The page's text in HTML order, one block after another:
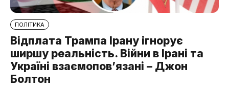
ПОЛІТИКА
Відплата Трампа Ірану ігнорує
ширшу реальність. Війни в Ірані та
Україні взаємопов’язані – Джон
Болтон